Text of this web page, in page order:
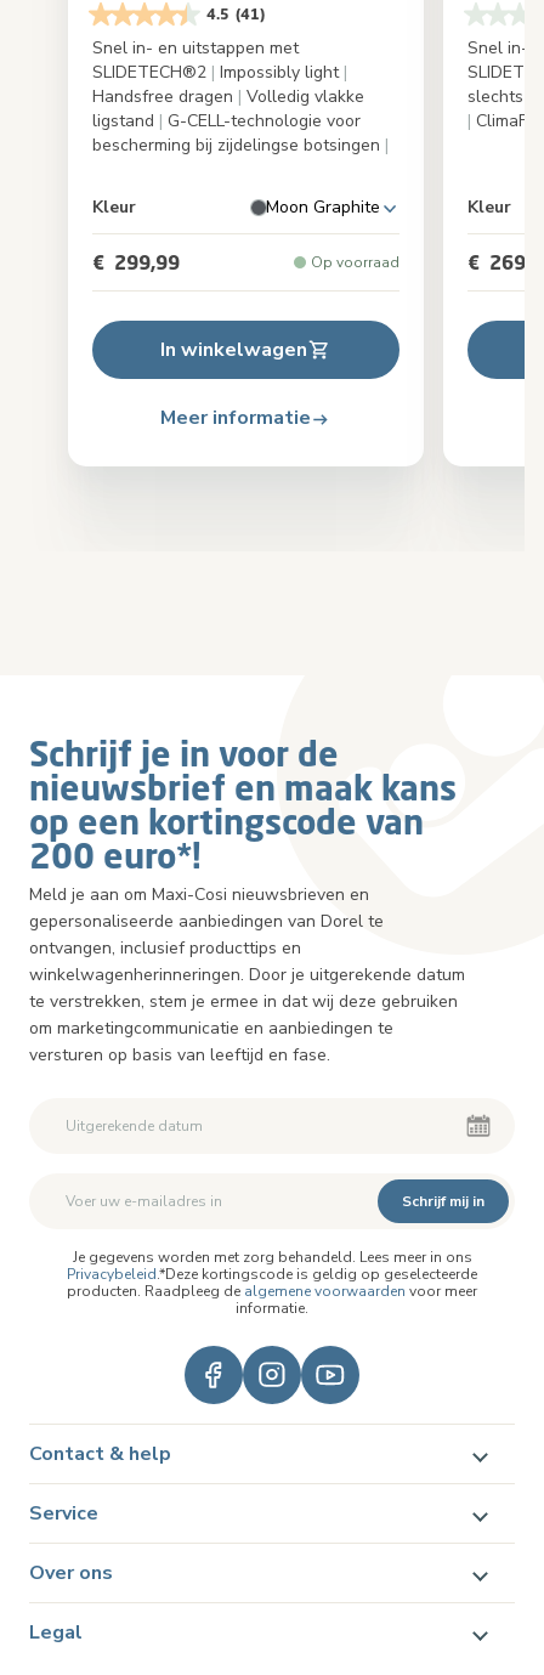
4.5 (41)
Snel in- en uitstappen met
SLIDETECH®2 | Impossibly light |
Handsfree dragen | Volledig vlakke
ligstand | G-CELL-technologie voor
bescherming bij zijdelingse botsingen |
Kleur Moon Graphite
€ 299,99 Op voorraad
In winkelwagen
Meer informatie
Snel in-
slechts
|
Kleur
€
Schrijf je in voor de
nieuwsbrief en maak kans
op een kortingscode van
200 euro*!
Meld je aan om Maxi-Cosi nieuwsbrieven en
gepersonaliseerde aanbiedingen van Dorel te
ontvangen, inclusief producttips en
winkelwagenherinneringen. Door je uitgerekende datum
te verstrekken, stem je ermee in dat wij deze gebruiken
om marketingcommunicatie en aanbiedingen te
versturen op basis van leeftijd en fase.
Schrijf mij in
Je gegevens worden met zorg behandeld. Lees meer in ons
Privacybeleid.*Deze kortingscode is geldig op geselecteerde
producten. Raadpleeg de algemene voorwaarden voor meer
informatie.
Contact & help
Service
Over ons
Legal